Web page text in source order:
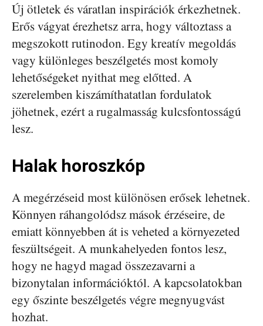
Új ötletek és váratlan inspirációk érkezhetnek.
Erős vágyat érezhetsz arra, hogy változtass a
megszokott rutinodon. Egy kreatív megoldás
vagy különleges beszélgetés most komoly
lehetőségeket nyithat meg előtted. A
szerelemben kiszámíthatatlan fordulatok
jöhetnek, ezért a rugalmasság kulcsfontosságú
lesz.
Halak horoszkóp
A megérzéseid most különösen erősek lehetnek.
Könnyen ráhangolódsz mások érzéseire, de
emiatt könnyebben át is veheted a környezeted
feszültségeit. A munkahelyeden fontos lesz,
hogy ne hagyd magad összezavarni a
bizonytalan információktól. A kapcsolatokban
egy őszinte beszélgetés végre megnyugvást
hozhat.